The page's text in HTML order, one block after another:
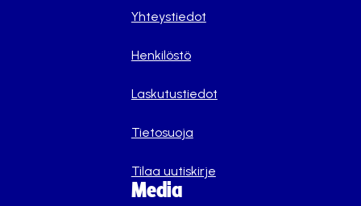
Yhteystiedot
Henkilöstö
Laskutustiedot
Tietosuoja
Tilaa uutiskirje
Media